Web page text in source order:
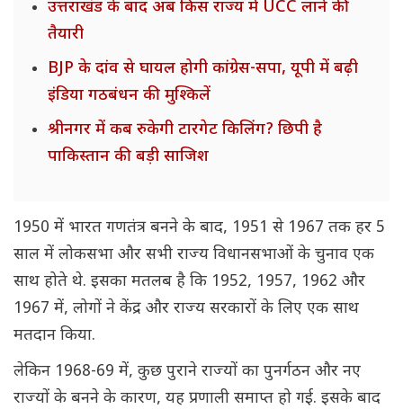
उत्तराखंड के बाद अब किस राज्य में UCC लाने की
तैयारी
BJP के दांव से घायल होगी कांग्रेस-सपा, यूपी में बढ़ी
इंडिया गठबंधन की मुश्किलें
श्रीनगर में कब रुकेगी टारगेट किलिंग? छिपी है
पाकिस्तान की बड़ी साजिश
1950 में भारत गणतंत्र बनने के बाद, 1951 से 1967 तक हर 5
साल में लोकसभा और सभी राज्य विधानसभाओं के चुनाव एक
साथ होते थे. इसका मतलब है कि 1952, 1957, 1962 और
1967 में, लोगों ने केंद्र और राज्य सरकारों के लिए एक साथ
मतदान किया.
लेकिन 1968-69 में, कुछ पुराने राज्यों का पुनर्गठन और नए
राज्यों के बनने के कारण, यह प्रणाली समाप्त हो गई. इसके बाद